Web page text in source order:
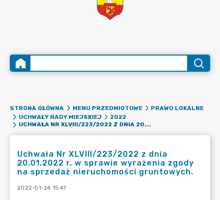
STRONA GŁÓWNA MENU PRZEDMIOTOWE
PRAWO LOKALNE
UCHWAŁY RADY MIEJSKIEJ
2022
UCHWAŁA NR XLVIII/223/2022 Z DNIA 20.01.2022 R. W SPRAWIE WYRAŻENIA ZGODY NA SPRZEDAŻ NIERUCHOMOŚCI GRUNTOWYCH.
Uchwała Nr XLVIII/223/2022 z dnia
20.01.2022 r. w sprawie wyrażenia zgody
na sprzedaż nieruchomości gruntowych.
2022-01-24 15:47